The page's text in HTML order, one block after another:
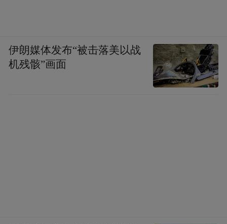
伊朗媒体发布“被击落美以战
机残骸”画面